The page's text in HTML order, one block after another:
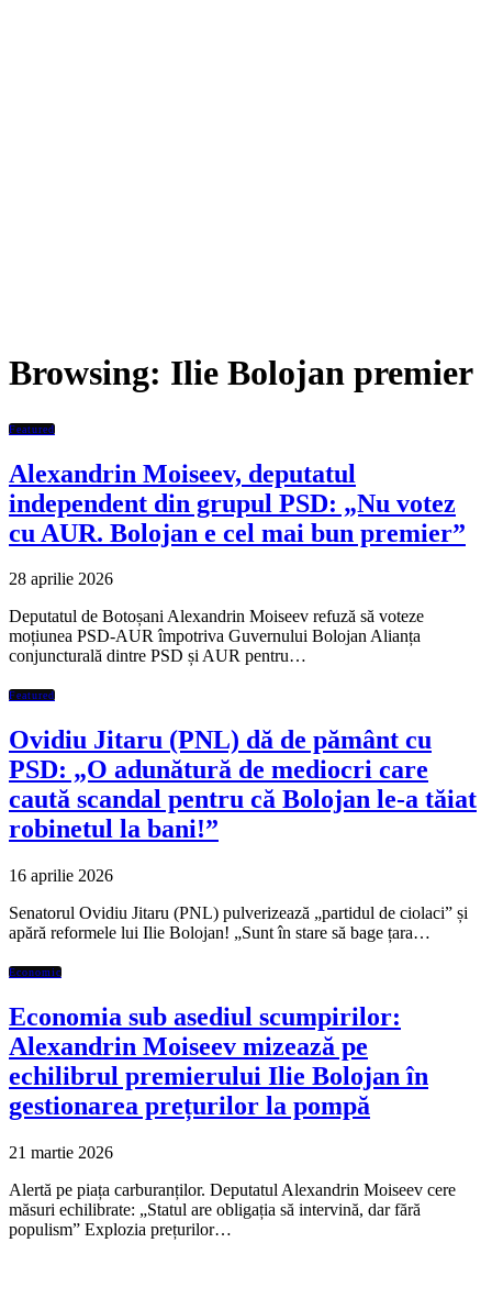
Browsing: Ilie Bolojan premier
Featured
Alexandrin Moiseev, deputatul
independent din grupul PSD: „Nu votez
cu AUR. Bolojan e cel mai bun premier”
28 aprilie 2026
Deputatul de Botoșani Alexandrin Moiseev refuză să voteze
moțiunea PSD-AUR împotriva Guvernului Bolojan Alianța
conjuncturală dintre PSD și AUR pentru…
Featured
Ovidiu Jitaru (PNL) dă de pământ cu
PSD: „O adunătură de mediocri care
caută scandal pentru că Bolojan le-a tăiat
robinetul la bani!”
16 aprilie 2026
Senatorul Ovidiu Jitaru (PNL) pulverizează „partidul de ciolaci” și
apără reformele lui Ilie Bolojan! „Sunt în stare să bage țara…
Economic
Economia sub asediul scumpirilor:
Alexandrin Moiseev mizează pe
echilibrul premierului Ilie Bolojan în
gestionarea prețurilor la pompă
21 martie 2026
Alertă pe piața carburanților. Deputatul Alexandrin Moiseev cere
măsuri echilibrate: „Statul are obligația să intervină, dar fără
populism” Explozia prețurilor…